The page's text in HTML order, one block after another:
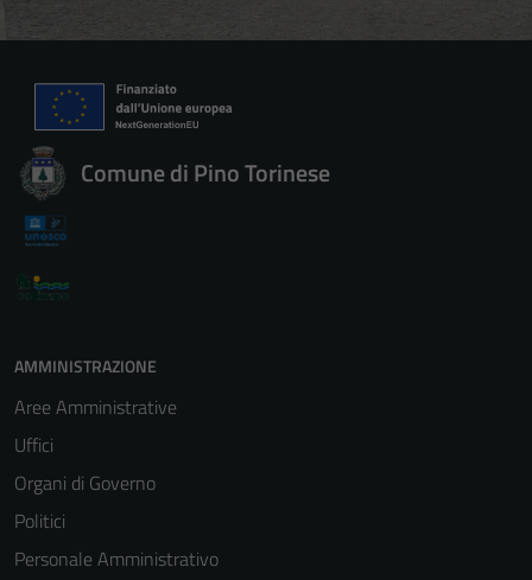
Comune di Pino Torinese
AMMINISTRAZIONE
Aree Amministrative
Uffici
Organi di Governo
Politici
Personale Amministrativo